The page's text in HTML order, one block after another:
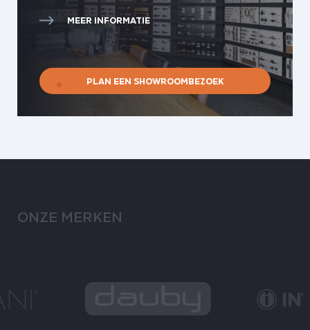
MEER INFORMATIE
PLAN EEN SHOWROOMBEZOEK
ONZE MERKEN